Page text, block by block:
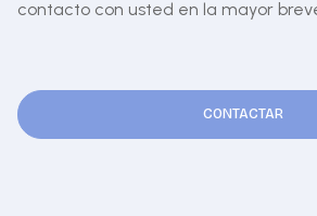
contacto con usted en la mayor
CONTACTAR